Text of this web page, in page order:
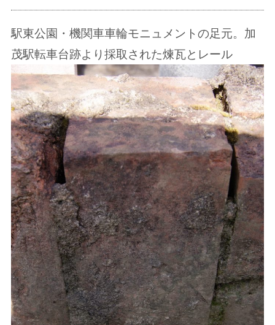
駅東公園・機関車車輪モニュメントの足元。加
茂駅転車台跡より採取された煉瓦とレール